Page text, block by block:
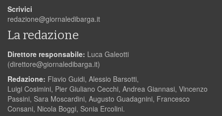
Scrivici
redazione@giornaledibarga.it
La redazione
Direttore responsabile: Luca Galeotti
(direttore@giornaledibarga.it)
Redazione: Flavio Guidi, Alessio Barsotti,
Luigi Cosimini, Pier Giuliano Cecchi, Andrea Giannasi, Vincenzo
Passini, Sara Moscardini, Augusto Guadagnini, Francesco
Consani, Nicola Boggi, Sonia Ercolini.